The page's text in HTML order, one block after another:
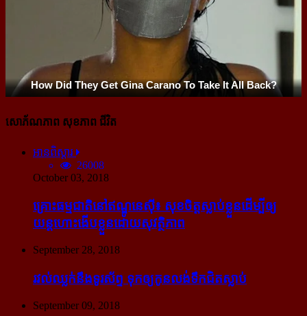
សោភ័ណភាព សុខភាព ជីវិត
អានពិស្ដារ
26008
October 03, 2018
គ្រោះធម្មជាតិនៅឥណ្ឌូនេស៊ី៖ សុខចិត្ត​ស្លាប់​ខ្លួន​ដើម្បី​ឲ្យ​
យន្ដហោះ​ងើប​ខ្លួន​ដោយ​សុវត្ថិភាព
September 28, 2018
រវល់​ឈ្លក់​នឹង​ទូរស័ព្ទ ទុក​ឲ្យ​កូន​លង់​ទឹក​ជិត​ស្លាប់
September 09, 2018